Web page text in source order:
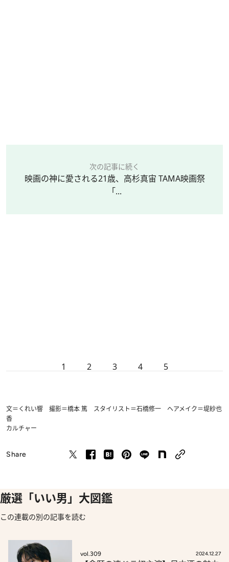
次の記事に続く
映画の神に愛される21歳、高杉真宙 TAMA映画祭
「...
1 2 3 4 5
文＝くれい響 撮影＝橋本 篤 スタイリスト＝石橋修一 ヘアメイク＝堤紗也
香
カルチャー
Share
厳選「いい男」大図鑑
この連載の別の記事を読む
vol.309 2024.12.27